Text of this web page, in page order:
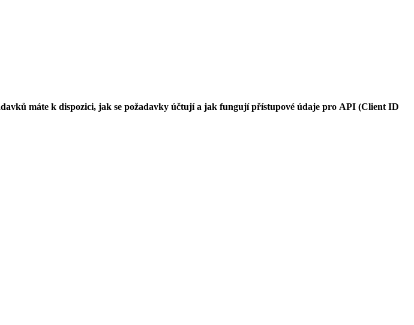
máte k dispozici, jak se požadavky účtují a jak fungují přístupové údaje pro API (Client ID